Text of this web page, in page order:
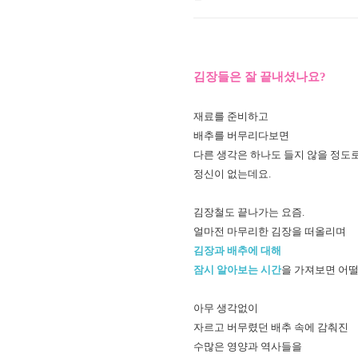
김장들은 잘 끝내셨나요?
재료를 준비하고
배추를 버무리다보면
다른 생각은 하나도 들지 않을 정도
정신이 없는데요.
김장철도 끝나가는 요즘.
얼마전 마무리한 김장을 떠올리며
김장과 배추에 대해
잠시 알아보는 시간을 가져보면 어
아무 생각없이
자르고 버무렸던 배추 속에 감춰진
수많은 영양과 역사들을